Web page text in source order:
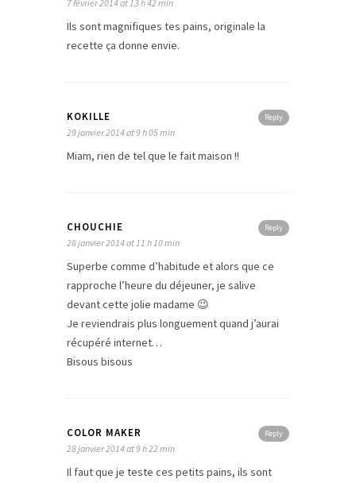
7 février 2014 at 13 h 42 min
Ils sont magnifiques tes pains, originale la
recette ça donne envie.
Reply
KOKILLE
29 janvier 2014 at 9 h 05 min
Miam, rien de tel que le fait maison !!
Reply
CHOUCHIE
28 janvier 2014 at 11 h 10 min
Superbe comme d’habitude et alors que ce
rapproche l’heure du déjeuner, je salive
devant cette jolie madame 😉
Je reviendrais plus longuement quand j’aurai
récupéré internet…
Bisous bisous
Reply
COLOR MAKER
28 janvier 2014 at 9 h 22 min
Il faut que je teste ces petits pains, ils sont